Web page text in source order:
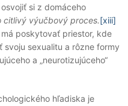
si z domáceho
citlivý výučbový proces.[xiii]
poskytovať priestor, kde
svoju sexualitu a rôzne formy
a „neurotizujúceho“
hľadiska je